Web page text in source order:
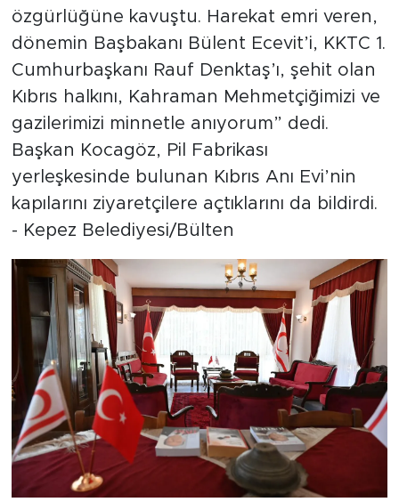
özgürlüğüne kavuştu. Harekat emri veren,
dönemin Başbakanı Bülent Ecevit’i, KKTC 1.
Cumhurbaşkanı Rauf Denktaş’ı, şehit olan
Kıbrıs halkını, Kahraman Mehmetçiğimizi ve
gazilerimizi minnetle anıyorum” dedi.
Başkan Kocagöz, Pil Fabrikası
yerleşkesinde bulunan Kıbrıs Anı Evi’nin
kapılarını ziyaretçilere açtıklarını da bildirdi.
- Kepez Belediyesi/Bülten